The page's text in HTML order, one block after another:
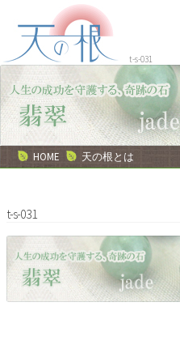
ー
シ
ョ
ン
へ
ス
ッ
プ
ン
ツ
へ
ス
キ
ッ
t-s-031
HOME 天の根とは
ブレスレット
ネックレス
リング
誕生石で選ぶ
干支石で選ぶ
t-s-031